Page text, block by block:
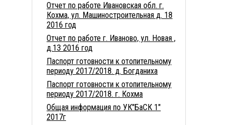
Отчет по работе Ивановская обл. г.
Кохма, ул. Машиностроительная д. 18
2016 год
Отчет по работе г. Иваново, ул. Новая ,
д.13 2016 год
Паспорт готовности к отопительному
периоду 2017/2018. д. Богданиха
Паспорт готовности к отопительному
периоду 2017/2018. г. Кохма
Общая информация по УК"БаСК 1"
2017г